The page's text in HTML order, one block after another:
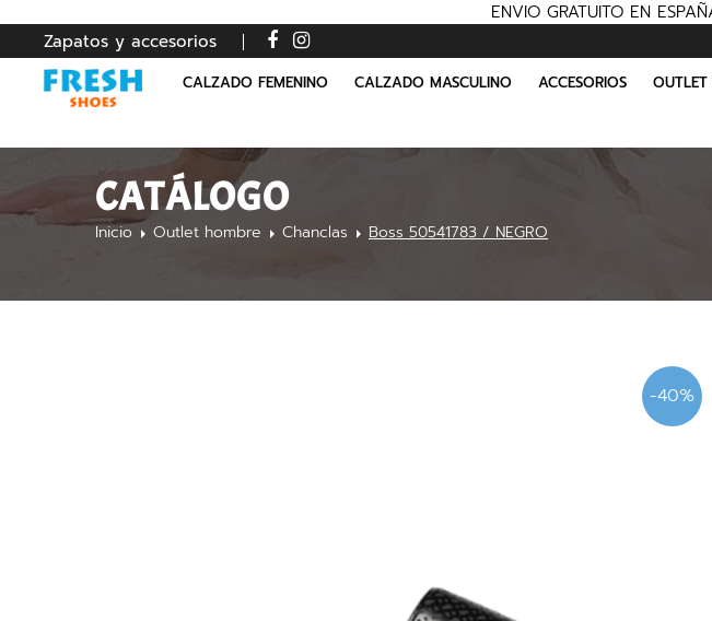
ENVIO GRATUITO EN
Zapatos y accesorios
CALZADO FEMENINO CALZADO MASCULINO ACCESORIOS OUTLET
CATÁLOGO
Inicio Outlet hombre Chanclas Boss 50541783 / NEGRO
-40%